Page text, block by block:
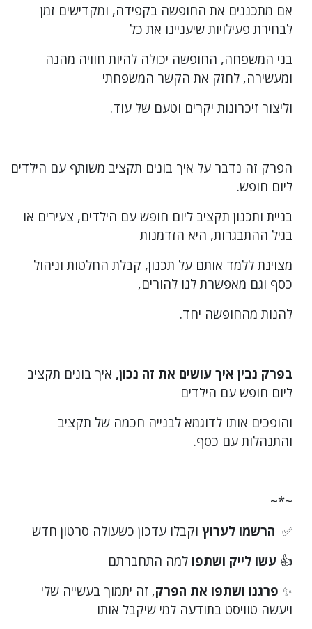
אם מתכננים את החופשה בקפידה, ומקדישים זמן
לבחירת פעילויות שיעניינו את כל
בני המשפחה, החופשה יכולה להיות חוויה מהנה
ומעשירה, לחזק את הקשר המשפחתי
וליצור זיכרונות יקרים וטעם של עוד.
הפרק זה נדבר על איך בונים תקציב משותף עם הילדים
ליום חופש.
בניית ותכנון תקציב ליום חופש עם הילדים, צעירים או
בגיל ההתבגרות, היא הזדמנות
מצוינת ללמד אותם על תכנון, קבלת החלטות וניהול
כסף וגם מאפשרת לנו להורים,
להנות מהחופשה יחד.
בפרק נבין איך עושים את זה נכון, איך בונים תקציב
ליום חופש עם הילדים
והופכים אותו לדוגמא לבנייה חכמה של תקציב
והתנהלות עם כסף.
~*~
✅ הרשמו לערוץ וקבלו עדכון כשעולה סרטון חדש
👍 עשו לייק ושתפו למה התחברתם
✨ פרגנו ושתפו את הפרק, זה יתמוך בעשייה שלי
ויעשה טוויסט בתודעה למי שיקבל אותו